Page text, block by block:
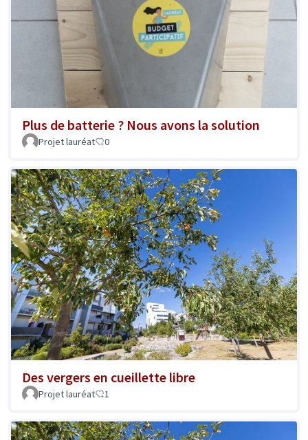
Plus de batterie ? Nous avons la solution
Projet lauréat 0
Des vergers en cueillette libre
Projet lauréat 1